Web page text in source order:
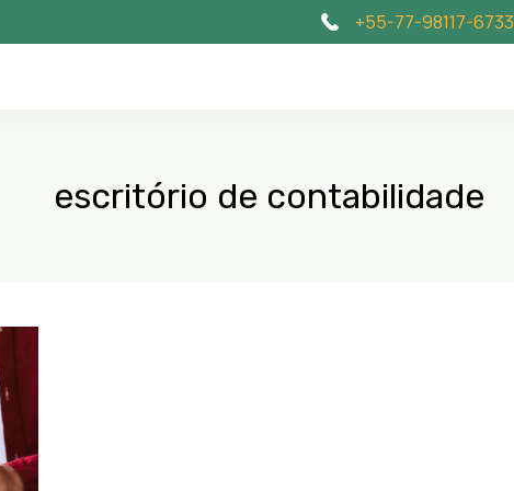
+55-77-98117-6733
escritório de contabilidade